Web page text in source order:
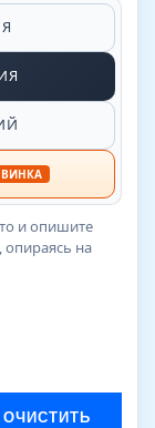
и опишите
на
ОЧИСТИТЬ